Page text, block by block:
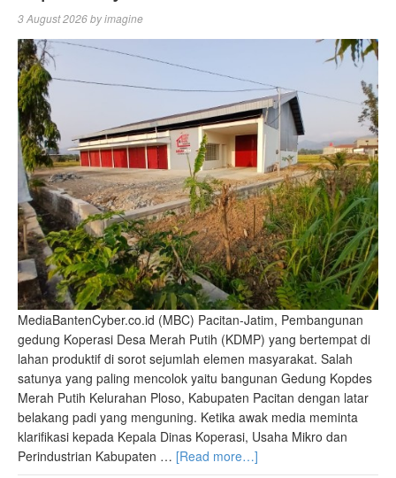
3 August 2026byimagine
MediaBantenCyber.co.id (MBC) Pacitan-Jatim, Pembangunan
gedung Koperasi Desa Merah Putih (KDMP) yang bertempat di
lahan produktif di sorot sejumlah elemen masyarakat. Salah
satunya yang paling mencolok yaitu bangunan Gedung Kopdes
Merah Putih Kelurahan Ploso, Kabupaten Pacitan dengan latar
belakang padi yang menguning. Ketika awak media meminta
klarifikasi kepada Kepala Dinas Koperasi, Usaha Mikro dan
Perindustrian Kabupaten … [Read more…]